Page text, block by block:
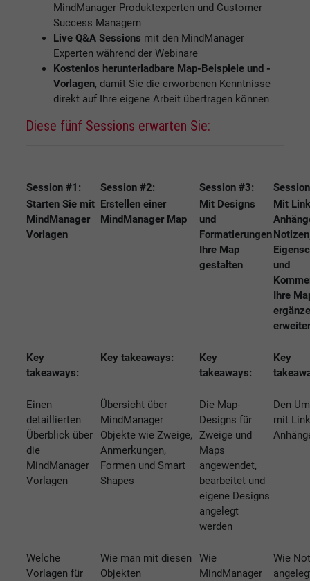
MindManager Produktexperten und Customer
Success Managern
Live Q&A Sessions mit den MindManager
Experten während der Webinare
Kostenlos herunterladbare Map-Beispiele und -
Vorlagen, damit Sie die erworbenen Kenntnisse
direkt auf Ihre eigene Arbeit übertragen können
Diese fünf Sessions erwarten Sie:
Session #1: Session #2: Session #3:
Starten Sie mit
MindManager
Vorlagen
Erstellen einer
MindManager Map
Mit Designs
und
Formatierungen
Ihre Map
gestalten
Mit
und
Ihre
Key
takeaways:
Key takeaways:
Key
takeaways:
Key
Einen
detaillierten
Überblick über
die
MindManager
Vorlagen
Übersicht über
MindManager
Objekte wie Zweige,
Anmerkungen,
Formen und Smart
Shapes
Die Map-
Designs für
Zweige und
Maps
angewendet,
bearbeitet und
eigene Designs
angelegt
werden
Den
mit
Welche
Vorlagen für
Wie man mit diesen
Objekten
Wie
MindManager
Wie